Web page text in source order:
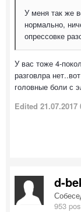
У меня так же
нормально,
опрессовке
У вас тоже 4-
разговлра
головные боли с
Edited 21.07.2017
d-
953